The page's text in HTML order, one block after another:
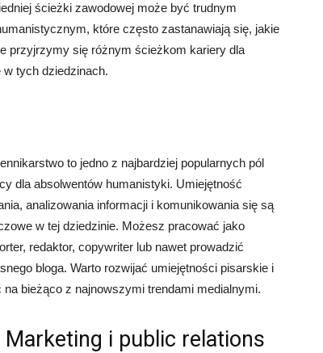
ścieżki zawodowej może być trudnym
które często zastanawiają się, jakie
przyjrzymy się różnym ścieżkom kariery dla
tych dziedzinach.
to jedno z najbardziej popularnych pól
dla absolwentów humanistyki. Umiejętność
analizowania informacji i komunikowania się są
w tej dziedzinie. Możesz pracować jako
redaktor, copywriter lub nawet prowadzić
bloga. Warto rozwijać umiejętności pisarskie i
na bieżąco z najnowszymi trendami medialnymi.
Marketing i public relations